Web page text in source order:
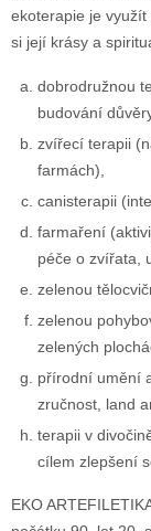
ekoterapie je
si její krásy a
dobrodružnou
budování
zvířecí terapii
farmách),
canisterapii
farmaření
péče o zvířata,
zelenou
zelenou
zelených
přírodní umění
zručnost, land
terapii v
cílem zlepšení
EKO